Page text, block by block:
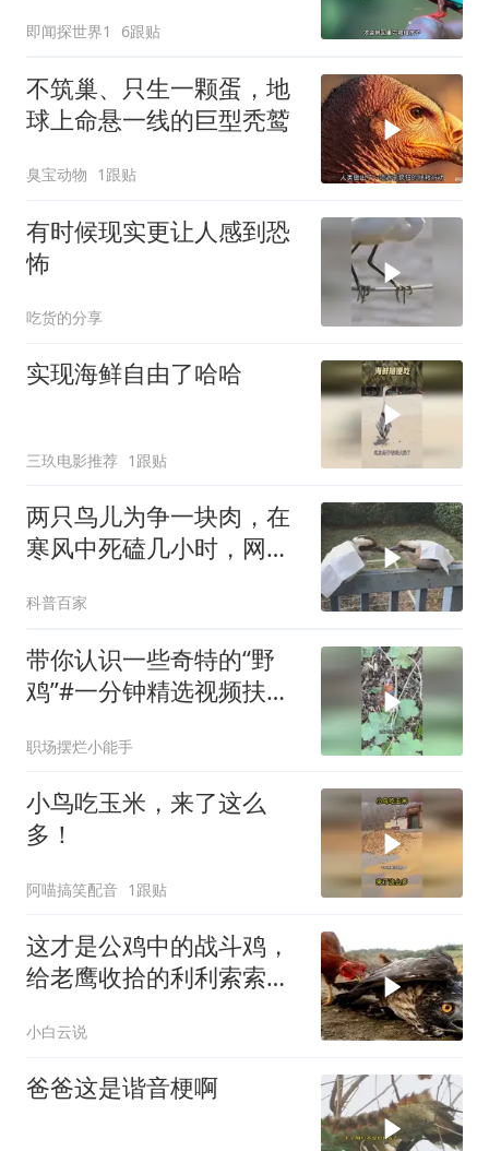
即闻探世界1 6跟贴
不筑巢、只生一颗蛋，地
球上命悬一线的巨型秃鹫
臭宝动物 1跟贴
有时候现实更让人感到恐
怖
吃货的分享
实现海鲜自由了哈哈
三玖电影推荐 1跟贴
两只鸟儿为争一块肉，在
寒风中死磕几小时，网友
科普百家
带你认识一些奇特的“野
鸡”#一分钟精选视频扶持
职场摆烂小能手
小鸟吃玉米，来了这么
多！
阿喵搞笑配音 1跟贴
这才是公鸡中的战斗鸡，
给老鹰收拾的利利索索，
小白云说
爸爸这是谐音梗啊